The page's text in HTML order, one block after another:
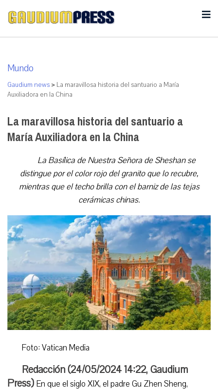
Mundo
Gaudium news > La maravillosa historia del santuario a María
Auxiliadora en la China
La maravillosa historia del santuario a
María Auxiliadora en la China
La Basílica de Nuestra Señora de Sheshan se
distingue por el color rojo del granito que lo recubre,
mientras que el techo brilla con el barniz de las tejas
cerámicas chinas.
Foto: Vatican Media
Redacción (24/05/2024 14:22, Gaudium
Press) En que el siglo XIX, el padre Gu Zhen Sheng,